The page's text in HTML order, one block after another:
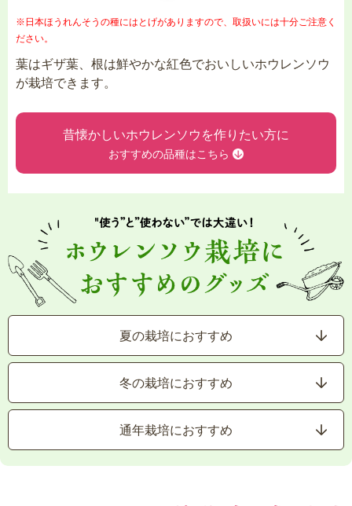
※日本ほうれんそうの種にはとげがありますので、取扱いには十分ご注意く
ださい。
葉はギザ葉、根は鮮やかな紅色でおいしいホウレンソウ
が栽培できます。
昔懐かしいホウレンソウを作りたい方に
おすすめの品種はこちら
夏の栽培におすすめ
冬の栽培におすすめ
通年栽培におすすめ